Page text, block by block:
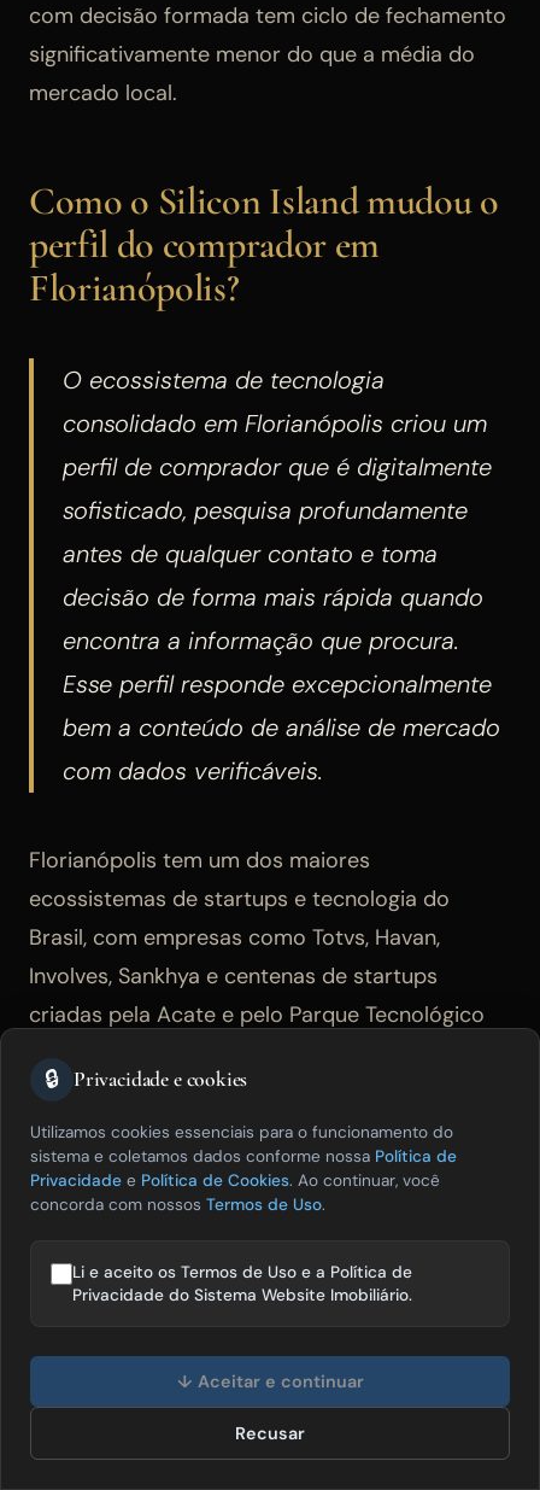
com decisão formada tem ciclo de fechamento
significativamente menor do que a média do
mercado local.
Como o Silicon Island mudou o
perfil do comprador em
Florianópolis?
O ecossistema de tecnologia
consolidado em Florianópolis criou um
perfil de comprador que é digitalmente
sofisticado, pesquisa profundamente
antes de qualquer contato e toma
decisão de forma mais rápida quando
encontra a informação que procura.
Esse perfil responde excepcionalmente
bem a conteúdo de análise de mercado
com dados verificáveis.
Florianópolis tem um dos maiores
ecossistemas de startups e tecnologia do
Brasil, com empresas como Totvs, Havan,
Involves, Sankhya e centenas de startups
criadas pela Acate e pelo Parque Tecnológico
Alfa. Isso criou uma concentração de
profissionais de tecnologia e empreendedores
digitais que residem ou escolhem residir na
cidade. E esse perfil de comprador tem
características que tornam o SEO local
de qualquer contato, preferência por
venda, comparação ativa entre opções antes
de decidir e capacidade de perceber quando
um conteúdo é genérico versus quando tem
🔒 Privacidade e cookies
Utilizamos cookies essenciais para o funcionamento do
sistema e coletamos dados conforme nossa Política de
Privacidade e Política de Cookies. Ao continuar, você
concorda com nossos Termos de Uso.
Li e aceito os Termos de Uso e a Política de
Privacidade do Sistema Website Imobiliário.
↓ Aceitar e continuar
Recusar
imóveis? 😊